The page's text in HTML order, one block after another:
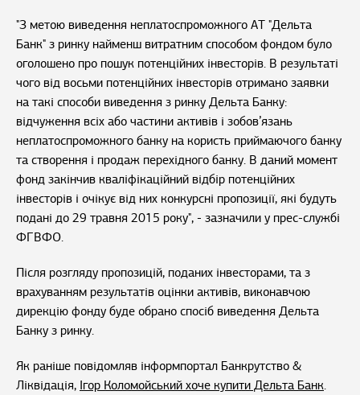
"З метою виведення неплатоспроможного АТ "Дельта
Банк" з ринку найменш витратним способом фондом було
оголошено про пошук потенційних інвесторів. В результаті
чого від восьми потенційних інвесторів отримано заявки
на такі способи виведення з ринку Дельта Банку:
відчуження всіх або частини активів і зобов’язань
неплатоспроможного банку на користь приймаючого банку
та створення і продаж перехідного банку. В даний момент
фонд закінчив кваліфікаційний відбір потенційних
інвесторів і очікує від них конкурсні пропозиції, які будуть
подані до 29 травня 2015 року", - зазначили у прес-службі
ФГВФО.
Після розгляду пропозицій, поданих інвесторами, та з
врахуванням результатів оцінки активів, виконавчою
дирекцію фонду буде обрано спосіб виведення Дельта
Банку з ринку.
Як раніше повідомляв інформпортал Банкрутство &
Ліквідація, Ігор Коломойський хоче купити Дельта Банк.